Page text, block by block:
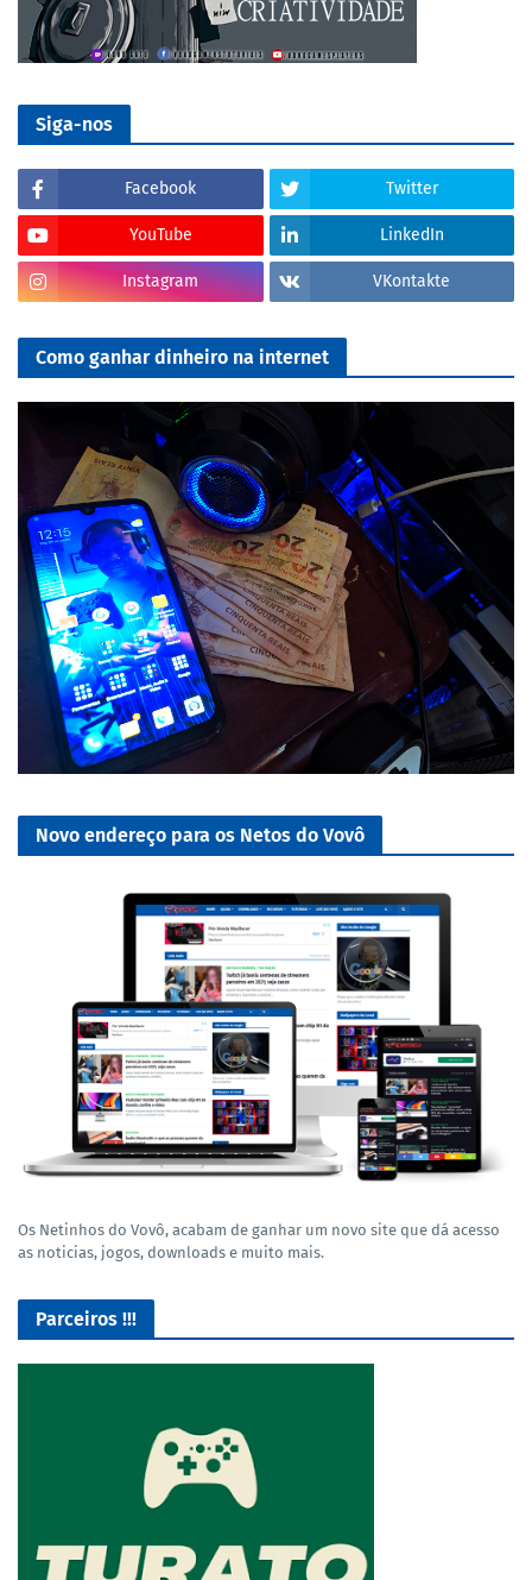
Siga-nos
Facebook Twitter
YouTube LinkedIn
Instagram VKontakte
Como ganhar dinheiro na internet
Novo endereço para os Netos do Vovô
Os Netinhos do Vovô, acabam de ganhar um novo site que dá acesso
as noticias, jogos, downloads e muito mais.
Parceiros !!!
O Melhor lugar para adquirir seus mods para o Euro Truck